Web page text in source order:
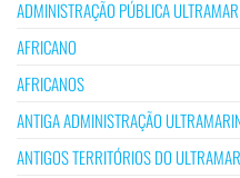
ADMINISTRAÇÃO PÚBLICA
AFRICANO
AFRICANOS
ANTIGA ADMINISTRAÇÃO
ANTIGOS TERRITÓRIOS DO ULTRAMAR